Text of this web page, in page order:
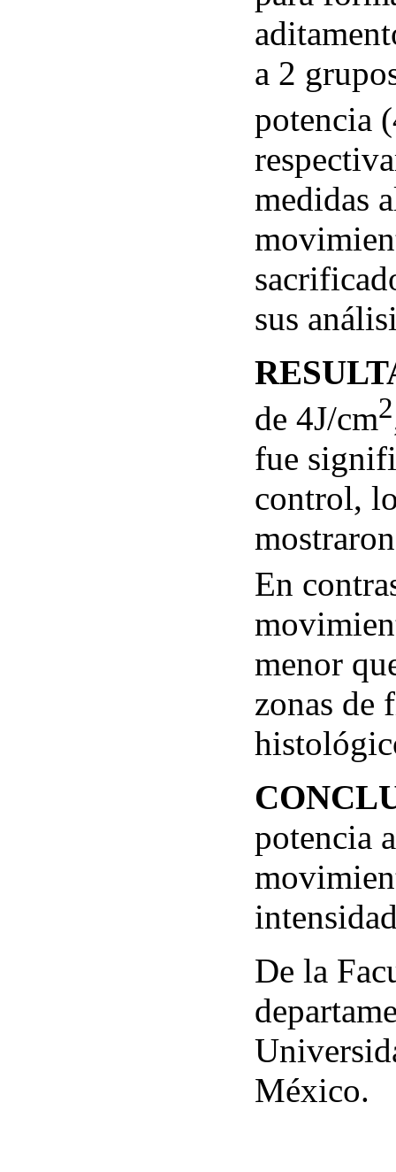
a 2
potencia
medidas
sus
de 4J/cm2
fue
control,
En
menor
zonas de
potencia
De la
México.